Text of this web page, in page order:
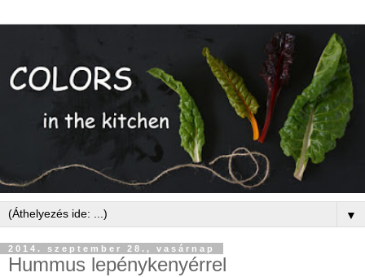
▼
2014. szeptember 28., vasárnap
Hummus lepénykenyérrel